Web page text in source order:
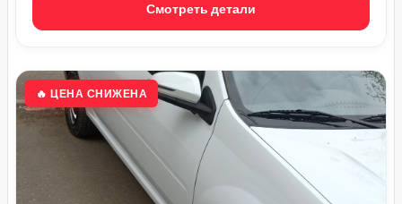
Смотреть детали
🔥 ЦЕНА СНИЖЕНА